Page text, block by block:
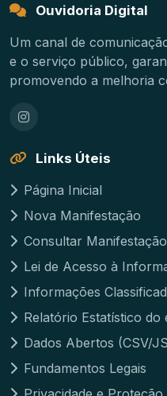
Ouvidoria Digital
Um canal de
e o serviço público,
promovendo a melhoria
Links Úteis
Página Inicial
Nova Manifestação
Consultar Manifestação
Lei de Acesso à
Informações
Relatório Estatístico do
Dados Abertos (CSV/
Fundamentos Legais